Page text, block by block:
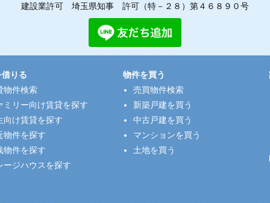
建設業許可 埼玉県知事 許可（特－２８）第４６８９０号
借りる
物件検索
ミリー向け賃貸を探す
向け賃貸を探す
物件を探す
物件を探す
ージハウスを探す
物件を買う
売買物件検索
新築戸建を買う
中古戸建を買う
マンションを買う
土地を買う